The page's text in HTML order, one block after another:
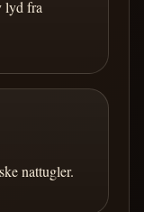
lyd fra
nattugler.